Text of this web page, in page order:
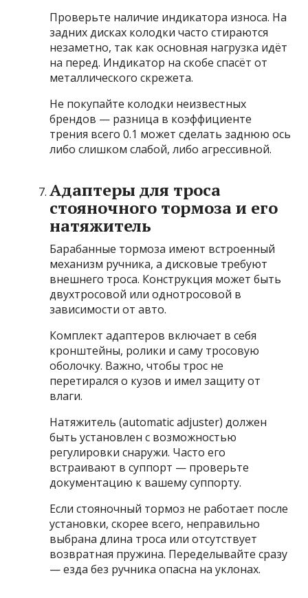
Проверьте наличие индикатора износа. На
задних дисках колодки часто стираются
незаметно, так как основная нагрузка идёт
на перед. Индикатор на скобе спасёт от
металлического скрежета.
Не покупайте колодки неизвестных
брендов — разница в коэффициенте
трения всего 0.1 может сделать заднюю ось
либо слишком слабой, либо агрессивной.
Адаптеры для троса
стояночного тормоза и его
натяжитель
Барабанные тормоза имеют встроенный
механизм ручника, а дисковые требуют
внешнего троса. Конструкция может быть
двухтросовой или однотросовой в
зависимости от авто.
Комплект адаптеров включает в себя
кронштейны, ролики и саму тросовую
оболочку. Важно, чтобы трос не
перетирался о кузов и имел защиту от
влаги.
Натяжитель (automatic adjuster) должен
быть установлен с возможностью
регулировки снаружи. Часто его
встраивают в суппорт — проверьте
документацию к вашему суппорту.
Если стояночный тормоз не работает после
установки, скорее всего, неправильно
выбрана длина троса или отсутствует
возвратная пружина. Переделывайте сразу
— езда без ручника опасна на уклонах.